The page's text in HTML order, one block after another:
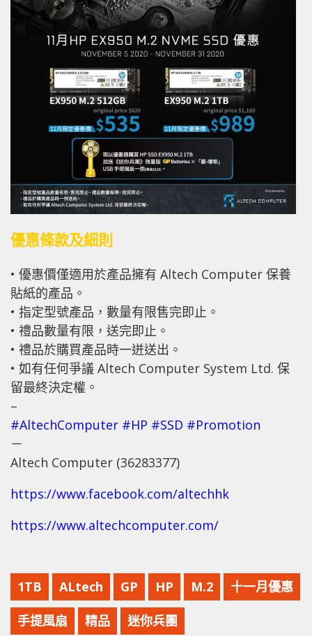
優惠條款及細則
• 優惠價僅適用於產品擁有 Altech Computer 保養
貼紙的產品。
• 指定型號產品，數量有限售完即止。
• 禮品數量有限，送完即止。
• 禮品於購買產品時一迸送出。
• 如有任何爭議 Altech Computer System Ltd. 保
留最終決定權。
–
#AltechComputer #HP #SSD #Promotion
－
Altech Computer (36283377)
https://www.facebook.com/altechhk
https://www.altechcomputer.com/
1TB ALtech GP HP M.2 十一月優惠
手提風扇 精品 迷你兵團